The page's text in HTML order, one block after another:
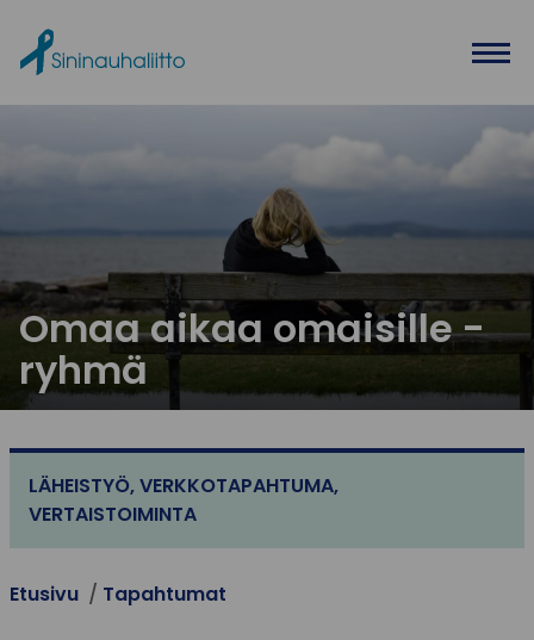
Omaa aikaa omaisille -
ryhmä
LÄHEISTYÖ,VERKKOTAPAHTUMA,
VERTAISTOIMINTA
Etusivu Tapahtumat